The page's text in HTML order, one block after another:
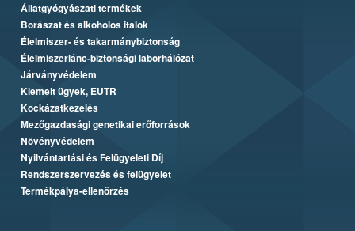
Állatgyógyászati termékek
Borászat és alkoholos italok
Élelmiszer- és takarmánybiztonság
Élelmiszerlánc-biztonsági laborhálózat
Járványvédelem
Kiemelt ügyek, EUTR
Kockázatkezelés
Mezőgazdasági genetikai erőforrások
Növényvédelem
Nyilvántartási és Felügyeleti Díj
Rendszerszervezés és felügyelet
Termékpálya-ellenőrzés